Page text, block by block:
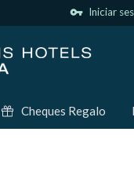
vpn_key Iniciar
Cheques Regalo